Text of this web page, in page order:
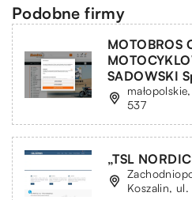
Podobne firmy
MOTOBROS
SADOWSKI
537
„TSL
Koszalin, ul.